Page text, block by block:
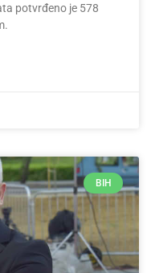
potvrđeno je 578
BIH